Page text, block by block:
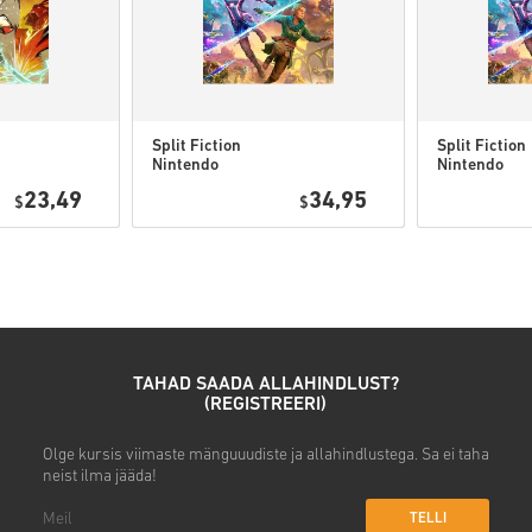
• Sisesta oma e-posti
• Vali sobiv makseviis
• Lõpeta tellimus
$23,49
Split Fiction
Nintendo
$34,95
Split Fiction
Nintendo
TAHAD SAADA ALLAHINDLUST?
(REGISTREERI)
Olge kursis viimaste mänguuudiste ja allahindlustega. Sa ei taha
neist ilma jääda!
TELLI